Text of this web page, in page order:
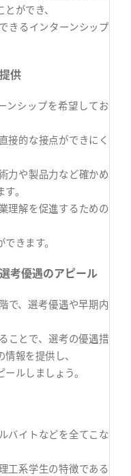
ができ、
きるインターンシップ
供
ンシップを希望してお
接的な接点ができにく
力や製品力など確かめ
。
理解を促進するための
きます。
考優遇のアピール
で、選考優遇や早期内
ことで、選考の優遇措
報を提供し、
ルしましょう。
バイトなどを全てこな
工系学生の特徴である